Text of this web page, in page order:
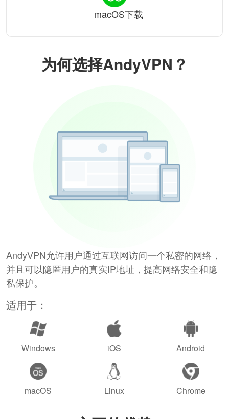
为何选择AndyVPN？
AndyVPN允许用户通过互联网访问一个私密的网络，
并且可以隐匿用户的真实IP地址，提高网络安全和隐
私保护。
适用于：
Windows iOS Android
macOS Linux Chrome
macOS下载